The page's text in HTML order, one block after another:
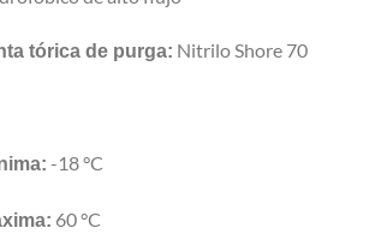
tórica de purga: Nitrilo Shore 70
-18 °C
60 °C